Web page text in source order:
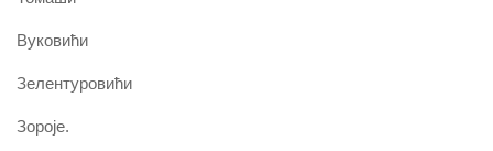
Вуковићи
Зелентуровићи
Зороје.